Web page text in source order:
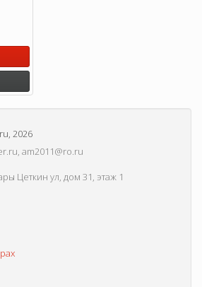
, 2026
am2011@ro.ru
Цеткин ул, дом 31, этаж 1